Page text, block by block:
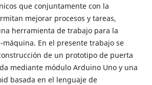
que conjuntamente con la
mejorar procesos y tareas,
herramienta de trabajo para la
En el presente trabajo se
de un prototipo de puerta
mediante módulo Arduino Uno y una
basada en el lenguaje de